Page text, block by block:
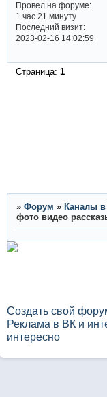
Провел на форуме:
1 час 21 минуту
Последний визит:
2023-02-16 14:02:59
Страница: 1
» Форум » Каналы в
фото видео
Создать свой
Реклама в ВК и
интересно